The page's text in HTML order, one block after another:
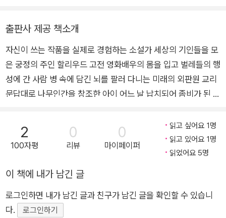
단편들은 특히 더 그렇다. 어떤 장르에도 정확히 들어맞지 않는 기묘
한 환상성, 고전과 현대와 미래가 뒤섞인 독특한 분위기, 가볍게 읽고
넘길 수 없는 지적인 경향과 섬세한 결은 독자들이 익숙하게 보던 기
존 판타지나 SF와는 다르다. 그래서 그의 작품 세계는 특정 장르보다
는 장르 ‘사이’, 혹은 ‘경계’라는 표현과 더 어울리는지도 모른다.
출판사 제공 책소개
자신이 쓰는 작품을 실제로 경험하는 소설가 세상의 기인들을 모
은 궁정의 주인 할리우드 고전 영화배우의 몸을 입고 벌레들의 행
성에 간 사람 병 속에 담긴 뇌를 팔러 다니는 미래의 외판원 교리
문답대로 나무인간을 창조한 아이 어느 날 납치되어 좀비가 된 남
빛나는 환상문학의 대가 제프리 포드가 초대하는 이야기 만찬 폴
라북스에서 에드거 앨런 포와 카프카의 뒤를 잇는다고 평가받는
환상문학의 대가 제프리 포드의 단편집 『환상소설가의 조수』가
출간되었다. 이 단편집은 제프리 포드가 처음으로 엮어 냈던 단편
집으로서, 수록된 단편 중 3편이 수상작이고 단편집 또한 <세계
환상문학상>을 수상하는 등 작품성과 독창성을 인정받았다. 『환
상소설가의 조수』에는 표제작 「환상소설가의 조수」를 포함하여 1
2
100자평
0
리뷰
0
마이페이퍼
읽고 싶어요 1명
읽고 있어요 1명
읽었어요 5명
이 책에 내가 남긴 글
로그인하면 내가 남긴 글과 친구가 남긴 글을 확인할 수 있습니
다.
로그인하기